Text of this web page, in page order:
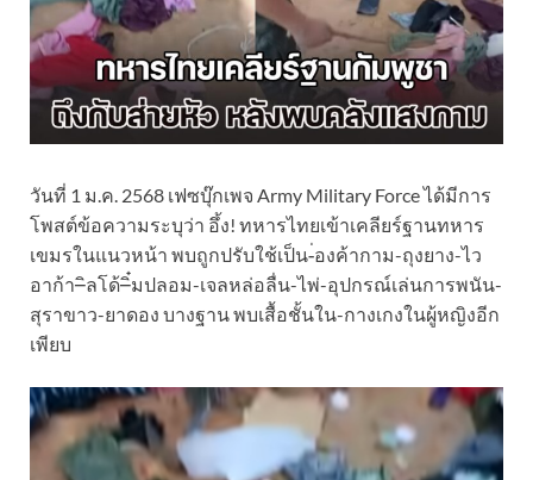
วันที่ 1 ม.ค. 2568 เฟซบุ๊กเพจ Army Military Force ได้มีการ
โพสต์ข้อความระบุว่า อึ้ง! ทหารไทยเข้าเคลียร์ฐานทหาร
เขมรในแนวหน้า พบถูกปรับใช้เป็น-่องค้ากาม-ถุงยาง-ไว
อาก้า–ิลโด้–ิ๋มปลอม-เจลหล่อลื่น-ไพ่-อุปกรณ์เล่นการพนัน-
สุราขาว-ยาดอง บางฐาน พบเสื้อชั้นใน-กางเกงในผู้หญิงอีก
เพียบ